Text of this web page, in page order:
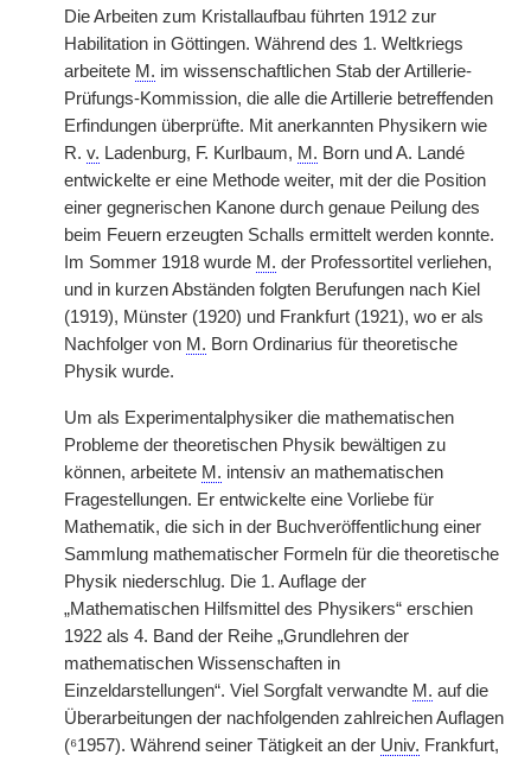
Die Arbeiten zum Kristallaufbau führten 1912 zur
Habilitation in Göttingen. Während des 1. Weltkriegs
arbeitete M. im wissenschaftlichen Stab der Artillerie-
Prüfungs-Kommission, die alle die Artillerie betreffenden
Erfindungen überprüfte. Mit anerkannten Physikern wie
R. v. Ladenburg, F. Kurlbaum, M. Born und A. Landé
entwickelte er eine Methode weiter, mit der die Position
einer gegnerischen Kanone durch genaue Peilung des
beim Feuern erzeugten Schalls ermittelt werden konnte.
Im Sommer 1918 wurde M. der Professortitel verliehen,
und in kurzen Abständen folgten Berufungen nach Kiel
(1919), Münster (1920) und Frankfurt (1921), wo er als
Nachfolger von M. Born Ordinarius für theoretische
Physik wurde.
Um als Experimentalphysiker die mathematischen
Probleme der theoretischen Physik bewältigen zu
können, arbeitete M. intensiv an mathematischen
Fragestellungen. Er entwickelte eine Vorliebe für
Mathematik, die sich in der Buchveröffentlichung einer
Sammlung mathematischer Formeln für die theoretische
Physik niederschlug. Die 1. Auflage der
„Mathematischen Hilfsmittel des Physikers“ erschien
1922 als 4. Band der Reihe „Grundlehren der
mathematischen Wissenschaften in
Einzeldarstellungen“. Viel Sorgfalt verwandte M. auf die
Überarbeitungen der nachfolgenden zahlreichen Auflagen
(⁶1957). Während seiner Tätigkeit an der Univ. Frankfurt,